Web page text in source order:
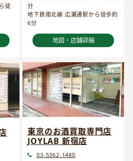
徒
分
地下鉄南北線 広瀬通駅から徒歩約
6分
地図・店舗詳細
東京のお酒買取専門店
JOYLAB 新宿店
03-5362-1480